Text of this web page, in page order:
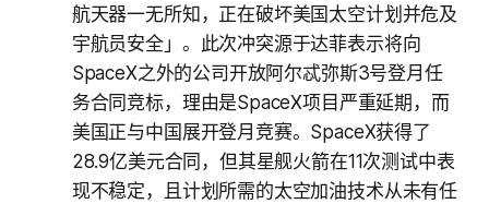
航天器一无所知，正在破坏美国太空计划并危及
宇航员安全」。此次冲突源于达菲表示将向
SpaceX之外的公司开放阿尔忒弥斯3号登月任
务合同竞标，理由是SpaceX项目严重延期，而
美国正与中国展开登月竞赛。SpaceX获得了
28.9亿美元合同，但其星舰火箭在11次测试中表
现不稳定，且计划所需的太空加油技术从未有任